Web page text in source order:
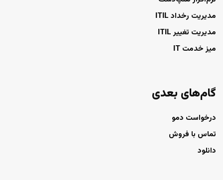
مدیریت رخداد ITIL
مدیریت تغییر ITIL
میز خدمت IT
گام‌های بعدی
درخواست دمو
تماس با فروش
دانلود